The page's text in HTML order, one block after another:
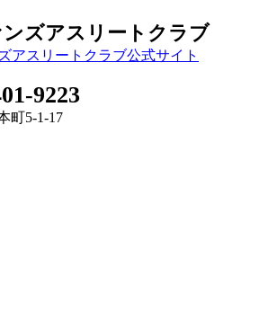
ズアスリートクラブ
9223
町5-1-17